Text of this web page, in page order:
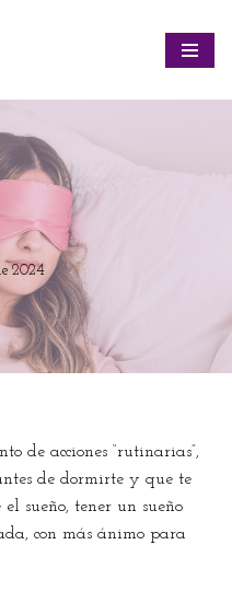
2024
de acciones “rutinarias”,
de dormirte y que te
sueño, tener un sueño
con más ánimo para